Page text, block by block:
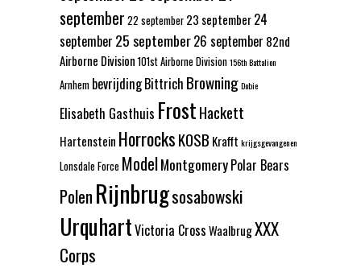
september 22 september 23 september24
september 25 september26 september 82nd
Airborne Division 101st Airborne Division156th Battalion
Arnhem bevrijdingBittrich BrowningDobie
Elisabeth Gasthuis FrostHackett
Hartenstein HorrocksKOSB Krafft krijgsgevangenen
Lonsdale Force ModelMontgomeryPolar Bears
PolenRijnbrugsosabowski
UrquhartVictoria CrossWaalbrugXXX
Corps